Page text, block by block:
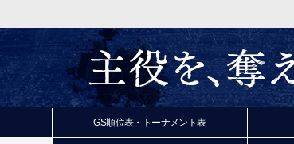
GS順位表・トーナメント表